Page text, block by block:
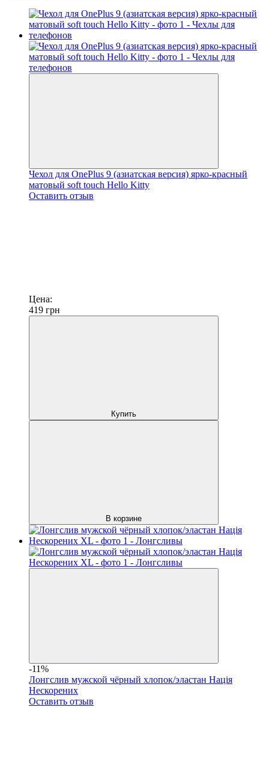
Чехол для OnePlus 9 (азиатская версия) ярко-красный
матовый soft touch Hello Kitty
Оставить отзыв
Цена:
419 грн
Купить
В корзине
-11%
Лонгслив мужской чёрный хлопок/эластан Нація
Нескорених
Оставить отзыв